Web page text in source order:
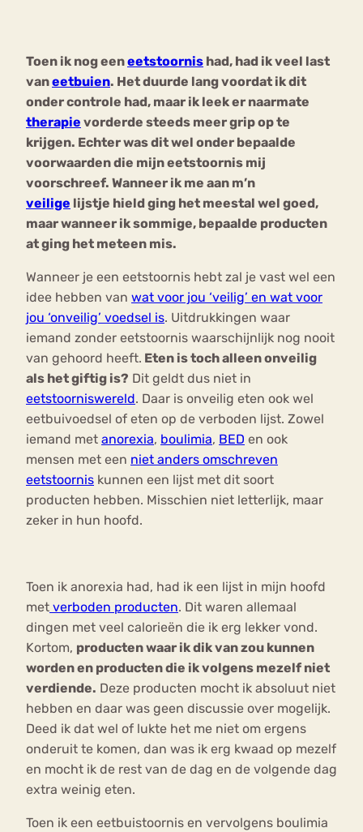
Toen ik nog eeneetstoornis had, had ik veel last
vaneetbuien. Het duurde lang voordat ik dit
onder controle had, maar ik leek er naarmate
therapie vorderde steeds meer grip op te
krijgen. Echter was dit wel onder bepaalde
voorwaarden die mijn eetstoornis mij
voorschreef. Wanneer ik me aan m’n
veilige lijstje hield ging het meestal wel goed,
maar wanneer ik sommige, bepaalde producten
at ging het meteen mis.
Wanneer je een eetstoornis hebt zal je vast wel een
idee hebben van wat voor jou ‘veilig’ en wat voor
jou ‘onveilig’ voedsel is. Uitdrukkingen waar
iemand zonder eetstoornis waarschijnlijk nog nooit
van gehoord heeft. Eten is toch alleen onveilig
als het giftig is? Dit geldt dus niet in
eetstoorniswereld. Daar is onveilig eten ook wel
eetbuivoedsel of eten op de verboden lijst. Zowel
iemand met anorexia, boulimia, BED en ook
mensen met een niet anders omschreven
eetstoornis kunnen een lijst met dit soort
producten hebben. Misschien niet letterlijk, maar
zeker in hun hoofd.
Toen ik anorexia had, had ik een lijst in mijn hoofd
met verboden producten. Dit waren allemaal
dingen met veel calorieën die ik erg lekker vond.
Kortom, producten waar ik dik van zou kunnen
worden en producten die ik volgens mezelf niet
verdiende. Deze producten mocht ik absoluut niet
hebben en daar was geen discussie over mogelijk.
Deed ik dat wel of lukte het me niet om ergens
onderuit te komen, dan was ik erg kwaad op mezelf
en mocht ik de rest van de dag en de volgende dag
extra weinig eten.
Toen ik een eetbuistoornis en vervolgens boulimia
Chat
Forum
mia
Nerv
osa
Eetstoornis Anorexia Nervosa
Eetbuien Piekeren Sport
Trauma
Orthorexia
Afvallen Angst